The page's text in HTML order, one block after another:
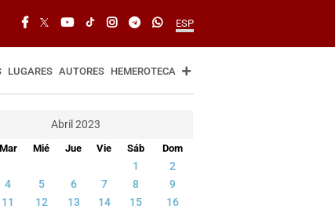
ESP
LUGARES AUTORES HEMEROTECA
Abril 2023
Mar Mié Jue Vie Sáb Dom
1
2
4 5 6 7 8
9
11 12 13 14 15
16